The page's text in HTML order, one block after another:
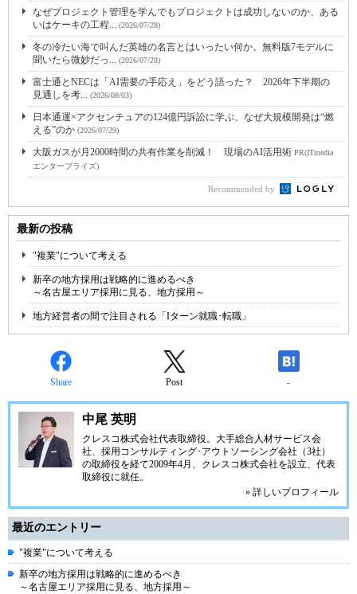
なぜプロジェクト管理を学んでもプロジェクトは成功しないのか、ある
いはケーキの工程... (2026/07/28)
冬の冷たい海で叫んだ英雄の名言とはいったい何か。無料版7モデルに
聞いたら微妙だっ... (2026/07/28)
富士通とNECは「AI需要の手応え」をどう語った？ 2026年下半期の
見通しを考... (2026/08/03)
日本通運×アクセンチュアの124億円訴訟に学ぶ、なぜ大規模開発は“燃
える”のか (2026/07/29)
大阪ガスが月2000時間の共有作業を削減！ 現場のAI活用術 PR(ITmedia
エンタープライズ)
Recommended by
最新の投稿
"複業"について考える
新卒の地方採用は戦略的に進めるべき
～名古屋エリア採用に見る、地方採用～
地方経営者の間で注目される「Iターン就職･転職」
Share Post -
中尾 英明
クレスコ株式会社代表取締役。大手総合人材サービス会
社、採用コンサルティング･アウトソーシング会社（3社）
の取締役を経て2009年4月、クレスコ株式会社を設立、代表
取締役に就任。
» 詳しいプロフィール
最近のエントリー
"複業"について考える
新卒の地方採用は戦略的に進めるべき
～名古屋エリア採用に見る、地方採用～